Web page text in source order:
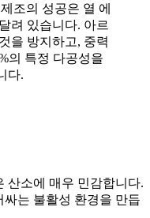
조의 성공은 열 에
려 있습니다. 아르
을 방지하고, 중력
의 특정 다공성을
다.
산소에 매우 민감합니다.
는 불활성 환경을 만듭